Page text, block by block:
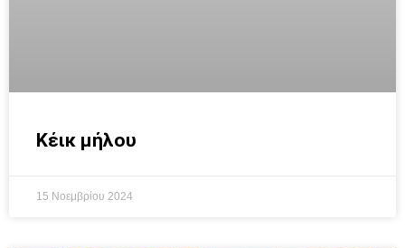
Κέικ μήλου
15 Νοεμβρίου 2024